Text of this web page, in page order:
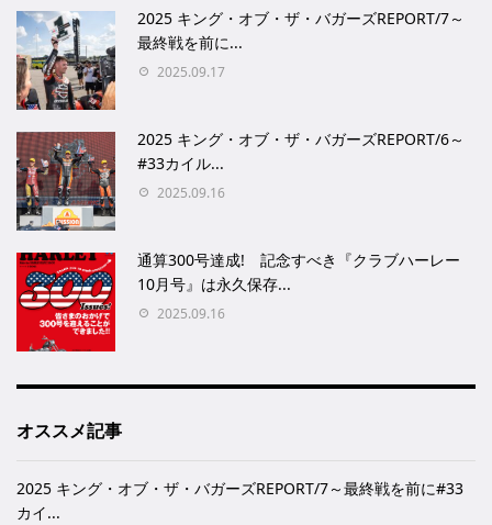
2025 キング・オブ・ザ・バガーズREPORT/7～
最終戦を前に...
2025.09.17
2025 キング・オブ・ザ・バガーズREPORT/6～
#33カイル...
2025.09.16
通算300号達成! 記念すべき『クラブハーレー
10月号』は永久保存...
2025.09.16
オススメ記事
2025 キング・オブ・ザ・バガーズREPORT/7～最終戦を前に#33
カイ...